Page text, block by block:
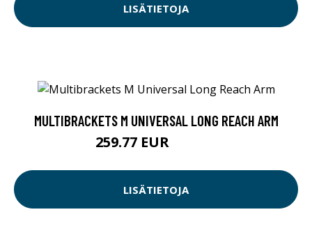
LISÄTIETOJA
MULTIBRACKETS M UNIVERSAL LONG REACH ARM
259.77 EUR
LISÄTIETOJA